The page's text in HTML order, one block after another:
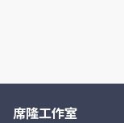
席隆工作室